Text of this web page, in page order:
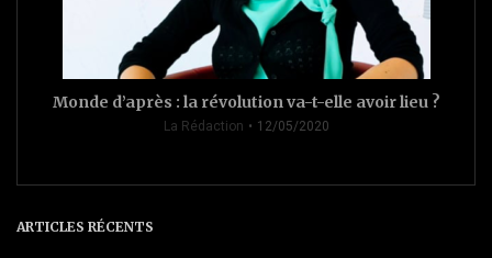
Monde d’après : la révolution va-t-elle avoir lieu ?
La Rédaction 12/05/2020
ARTICLES RÉCENTS